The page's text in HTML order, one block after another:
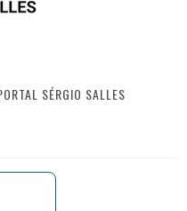
SÉRGIO SALLES